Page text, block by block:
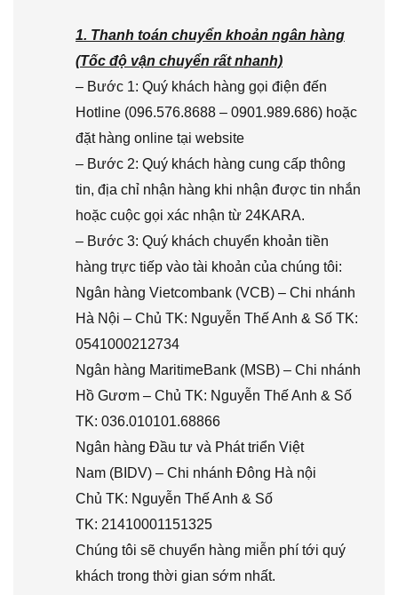
1. Thanh toán chuyển khoản ngân hàng
(Tốc độ vận chuyển rất nhanh)
– Bước 1: Quý khách hàng gọi điện đến
Hotline (096.576.8688 – 0901.989.686) hoặc
đặt hàng online tại website
– Bước 2: Quý khách hàng cung cấp thông
tin, địa chỉ nhận hàng khi nhận được tin nhắn
hoặc cuộc gọi xác nhận từ 24KARA.
– Bước 3: Quý khách chuyển khoản tiền
hàng trực tiếp vào tài khoản của chúng tôi:
Ngân hàng Vietcombank (VCB) – Chi nhánh
Hà Nội – Chủ TK: Nguyễn Thế Anh & Số TK:
0541000212734
Ngân hàng MaritimeBank (MSB) – Chi nhánh
Hồ Gươm – Chủ TK: Nguyễn Thế Anh & Số
TK: 036.010101.68866
Ngân hàng Đầu tư và Phát triển Việt
Nam (BIDV) – Chi nhánh Đông Hà nội
Chủ TK: Nguyễn Thế Anh & Số
TK: 21410001151325
Chúng tôi sẽ chuyển hàng miễn phí tới quý
khách trong thời gian sớm nhất.